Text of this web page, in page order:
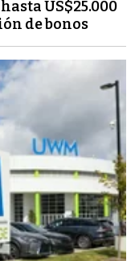
US$25.000
de bonos